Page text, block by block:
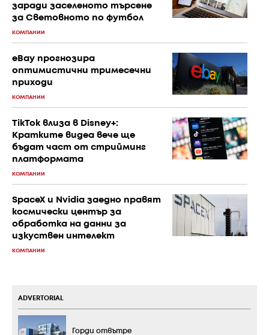
заради заселеното търсене
за Световното по футбол
КОМПАНИИ
eBay прогнозира
оптимистични тримесечни
приходи
КОМПАНИИ
TikTok влиза в Disney+:
Кратките видеа вече ще
бъдат част от стрийминг
платформата
КОМПАНИИ
SpaceX и Nvidia заедно правят
космически център за
обработка на данни за
изкуствен интелект
КОМПАНИИ
ADVERTORIAL
Горди отвътре